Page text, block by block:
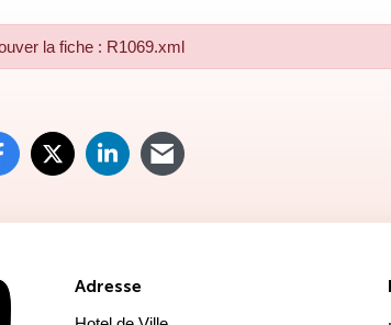
la fiche : R1069.xml
sur Facebook
dans un nouvel onglet)
Partager sur X (Twitter)
(ouverture dans un nouvel
Partager sur LinkedIn
(ouverture dans un
Partager par e-mail
(ouverture dans un
Adresse